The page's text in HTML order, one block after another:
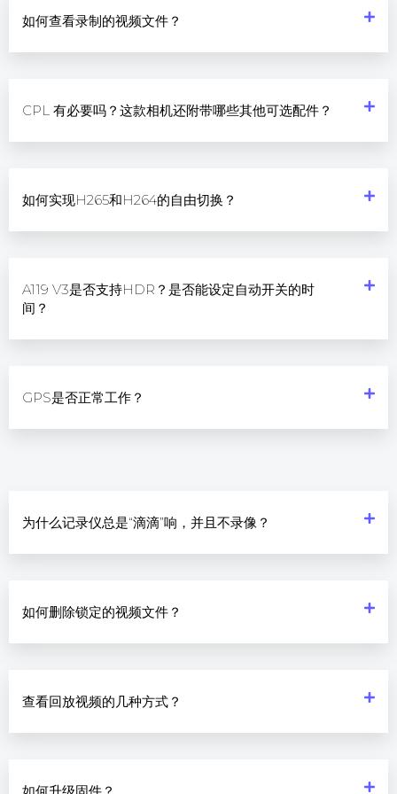
如何查看录制的视频文件？
CPL 有必要吗？这款相机还附带哪些其他可选配件？
如何实现H265和H264的自由切换？
A119 V3是否支持HDR？是否能设定自动开关的时
间？
GPS是否正常工作？
为什么记录仪总是“滴滴”响，并且不录像？
如何删除锁定的视频文件？
查看回放视频的几种方式？